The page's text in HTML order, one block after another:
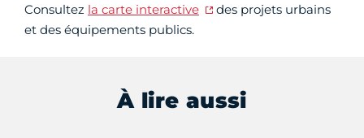
Consultez la carte interactive
des projets urbains
et des équipements publics.
À lire aussi